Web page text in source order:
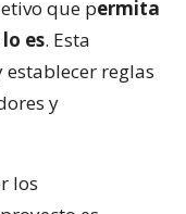
que permita
es. Esta
establecer reglas
y
los